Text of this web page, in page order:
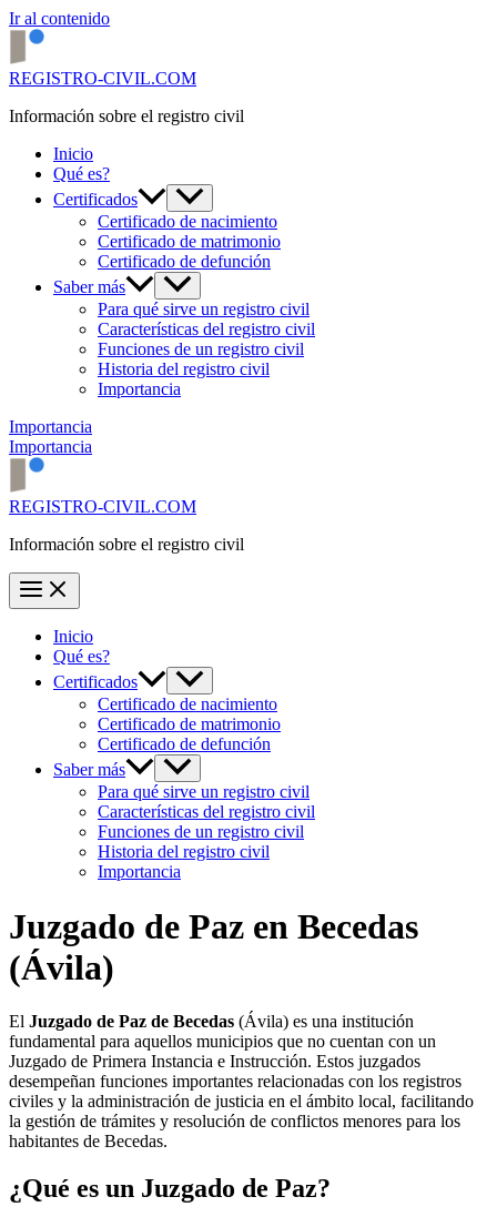
Ir al contenido
REGISTRO-CIVIL.COM
Información sobre el registro civil
Inicio
Qué es?
Certificados
Certificado de nacimiento
Certificado de matrimonio
Certificado de defunción
Saber más
Para qué sirve un registro civil
Características del registro civil
Funciones de un registro civil
Historia del registro civil
Importancia
Importancia
Importancia
REGISTRO-CIVIL.COM
Información sobre el registro civil
Inicio
Qué es?
Certificados
Certificado de nacimiento
Certificado de matrimonio
Certificado de defunción
Saber más
Para qué sirve un registro civil
Características del registro civil
Funciones de un registro civil
Historia del registro civil
Importancia
Juzgado de Paz en Becedas
(Ávila)
El Juzgado de Paz de Becedas (Ávila) es una institución
fundamental para aquellos municipios que no cuentan con un
Juzgado de Primera Instancia e Instrucción. Estos juzgados
desempeñan funciones importantes relacionadas con los registros
civiles y la administración de justicia en el ámbito local, facilitando
la gestión de trámites y resolución de conflictos menores para los
habitantes de Becedas.
¿Qué es un Juzgado de Paz?